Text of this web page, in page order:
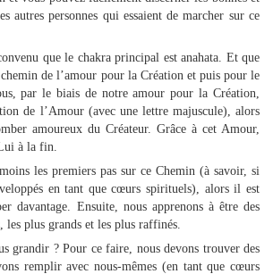
autres personnes qui essaient de marcher sur ce
que le chakra principal est anahata. Et que
de l’amour pour la Création et puis pour le
par le biais de notre amour pour la Création,
de l’Amour (avec une lettre majuscule), alors
amoureux du Créateur. Grâce à cet Amour,
à la fin.
les premiers pas sur ce Chemin (à savoir, si
en tant que cœurs spirituels), alors il est
davantage. Ensuite, nous apprenons à être des
plus grands et les plus raffinés.
grandir ? Pour ce faire, nous devons trouver des
remplir avec nous-mêmes (en tant que cœurs